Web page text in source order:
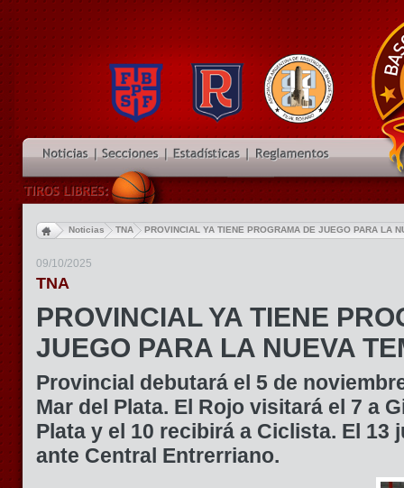
Noticias TNA PROVINCIAL YA TIENE PROGRAMA DE JUEGO PARA LA
09/10/2025
TNA
PROVINCIAL YA TIENE
JUEGO PARA LA NUEVA
Provincial debutará el 5 de
Mar del Plata. El Rojo visitará el 7 a
Plata y el 10 recibirá a Ciclista. El 13
ante Central Entrerriano.